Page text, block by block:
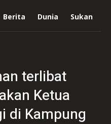
Berita Dunia Sukan
terlibat
Ketua
di Kampung